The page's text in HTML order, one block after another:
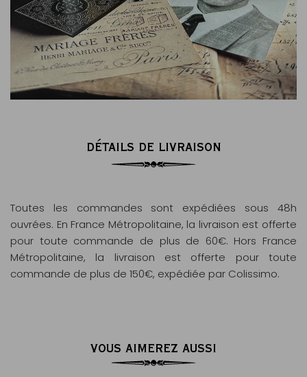
DÉTAILS DE LIVRAISON
Toutes les commandes sont expédiées sous 48h
ouvrées. En France Métropolitaine, la livraison est offerte
pour toute commande de plus de 60€. Hors France
Métropolitaine, la livraison est offerte pour toute
commande de plus de 150€, expédiée par Colissimo.
VOUS AIMEREZ AUSSI